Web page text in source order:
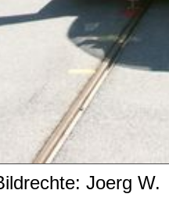
Joerg W.